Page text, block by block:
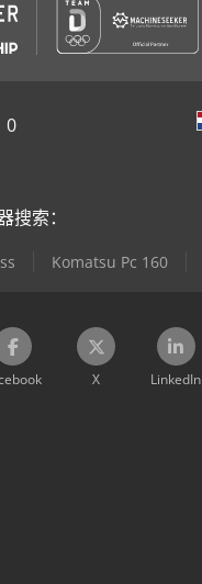
0
搜索：
Komatsu Pc 160
X LinkedIn